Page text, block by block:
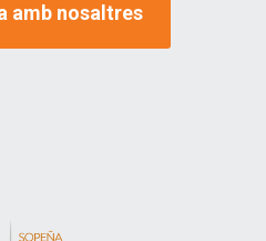
amb nosaltres